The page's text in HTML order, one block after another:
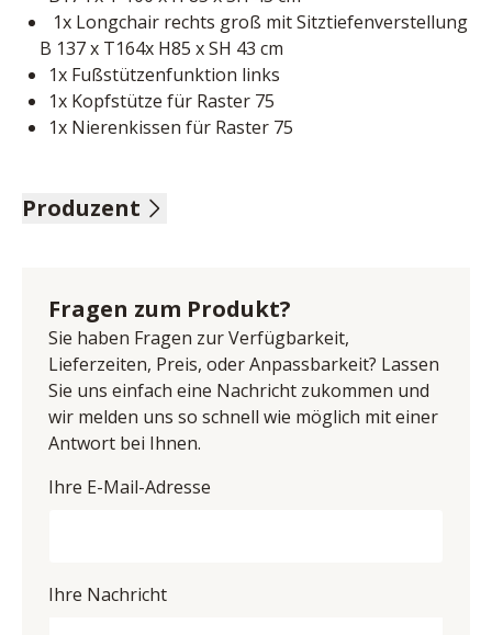
1x Longchair rechts groß mit Sitztiefenverstellung
    B 137 x T164x H85 x SH 43 cm
1x Fußstützenfunktion links
1x Kopfstütze für Raster 75
1x Nierenkissen für Raster 75
Produzent
Fragen zum Produkt?
Sie haben Fragen zur Verfügbarkeit,
Lieferzeiten, Preis, oder Anpassbarkeit? Lassen
Sie uns einfach eine Nachricht zukommen und
wir melden uns so schnell wie möglich mit einer
Antwort bei Ihnen.
Ihre E-Mail-Adresse
Ihre Nachricht